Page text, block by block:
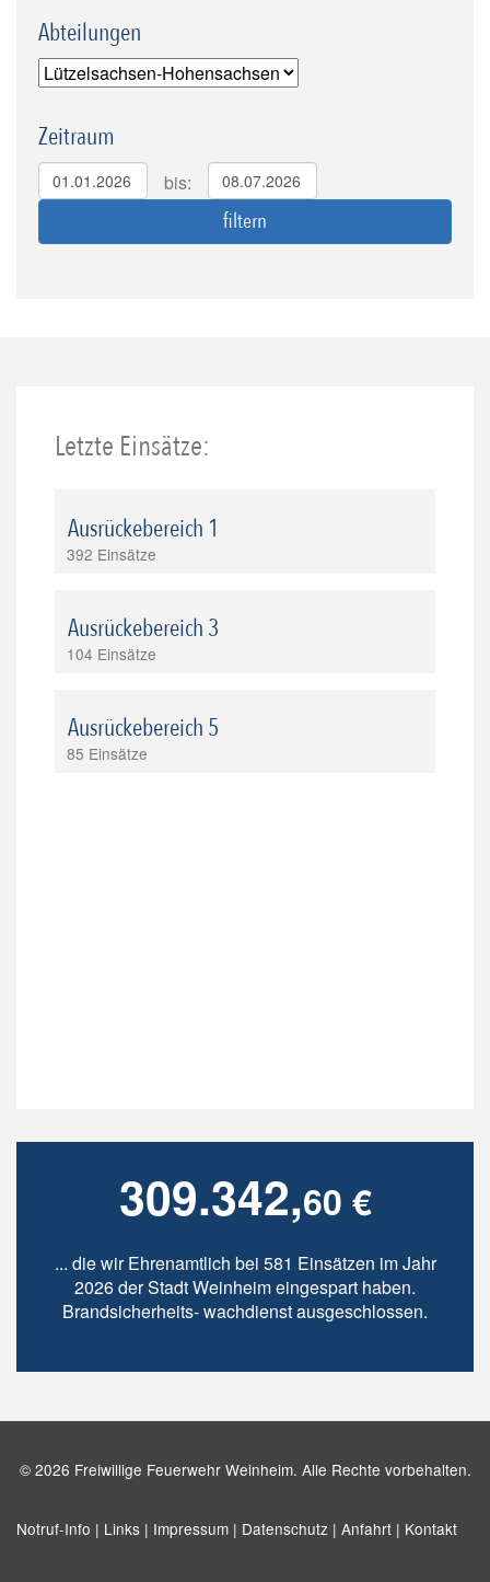
Abteilungen
Zeitraum
bis:
Letzte Einsätze:
Ausrückebereich 1
392 Einsätze
Ausrückebereich 3
104 Einsätze
Ausrückebereich 5
85 Einsätze
309.342,60 €
... die wir Ehrenamtlich bei 581 Einsätzen im Jahr
2026 der Stadt Weinheim eingespart haben.
Brandsicherheits- wachdienst ausgeschlossen.
© 2026 Freiwillige Feuerwehr Weinheim. Alle Rechte vorbehalten.
Notruf-Info | Links | Impressum | Datenschutz | Anfahrt | Kontakt